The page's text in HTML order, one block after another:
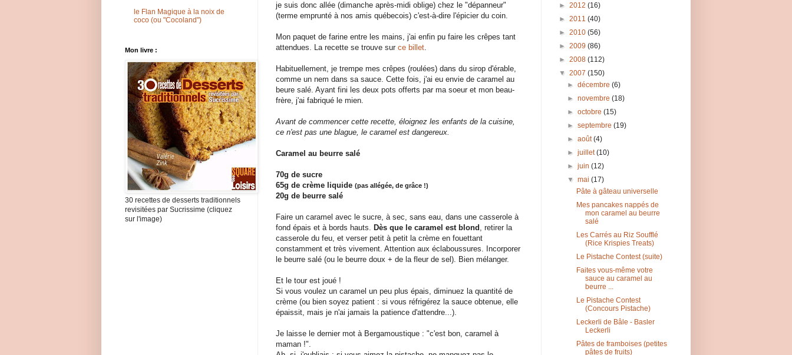
je suis donc allée (dimanche après-midi oblige) chez le "dépanneur"
(terme emprunté à nos amis québecois) c'est-à-dire l'épicier du coin.
Mon paquet de farine entre les mains, j'ai enfin pu faire les crêpes tant
attendues. La recette se trouve sur ce billet.
Habituellement, je trempe mes crêpes (roulées) dans du sirop d'érable,
comme un nem dans sa sauce. Cette fois, j'ai eu envie de caramel au
beure salé. Ayant fini les deux pots offerts par ma soeur et mon beau-
frère, j'ai fabriqué le mien.
Avant de commencer cette recette, éloignez les enfants de la cuisine,
ce n'est pas une blague, le caramel est dangereux.
Caramel au beurre salé
70g de sucre
65g de crème liquide (pas allégée, de grâce !)
20g de beurre salé
Faire un caramel avec le sucre, à sec, sans eau, dans une casserole à
fond épais et à bords hauts. Dès que le caramel est blond , retirer la
casserole du feu, et verser petit à petit la crème en fouettant
constamment et très vivement. Attention aux éclaboussures. Incorporer
le beurre salé (ou le beurre doux + de la fleur de sel). Bien mélanger.
Et le tour est joué !
Si vous voulez un caramel un peu plus épais, diminuez la quantité de
crème (ou bien soyez patient : si vous réfrigérez la sauce obtenue, elle
épaissit, mais je n'ai jamais la patience d'attendre...).
Je laisse le dernier mot à Bergamoustique : "c'est bon, caramel à
maman !".
le Flan Magique à la noix de
coco (ou "Cocoland")
Mon livre :
30 recettes de desserts traditionnels
revisitées par Sucrissime (cliquez
sur l'image)
► 2012 (16)
► 2011 (40)
► 2010 (56)
► 2009 (86)
► 2008 (112)
▼ 2007 (150)
►décembre(6)
►novembre(18)
►octobre(15)
►septembre(19)
►août(4)
►juillet(10)
►juin(12)
▼mai(17)
Pâte à gâteau universelle
Mes pancakes nappés de
mon caramel au beurre
salé
Les Carrés au Riz Soufflé
(Rice Krispies Treats)
Le Pistache Contest (suite)
Faites vous-même votre
sauce au caramel au
beurre ...
Le Pistache Contest
(Concours Pistache)
Leckerli de Bâle - Basler
Leckerli
Pâtes de framboises (petites
pâtes de fruits)